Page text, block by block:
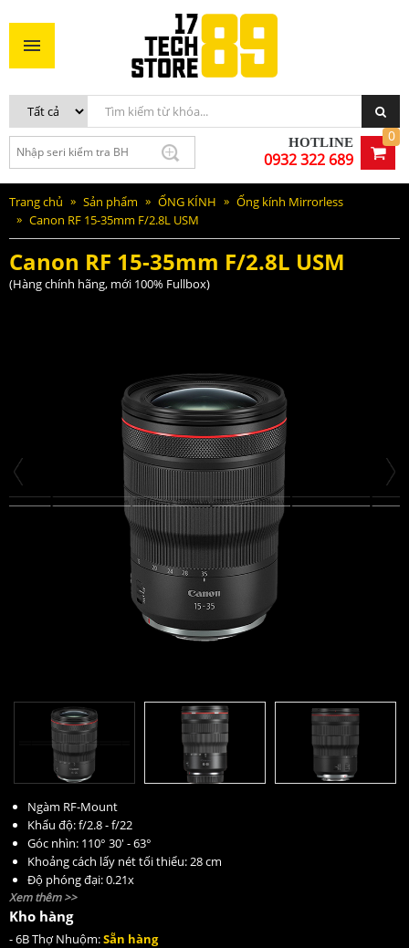
HOTLINE
0932 322 689
0
Canon RF 15-35mm F/2.8L USM
35.200.000VNĐ
Trang chủ Sản phẩm ỐNG KÍNH
Ống kính Mirrorless
Canon RF 15-35mm F/2.8L USM
Canon RF 15-35mm F/2.8L USM
(Hàng chính hãng, mới 100% Fullbox)
Ngàm RF-Mount
Khẩu độ: f/2.8 - f/22
Góc nhìn: 110° 30' - 63°
Khoảng cách lấy nét tối thiểu: 28 cm
Độ phóng đại: 0.21x
Gồm 16 thấu kính trong 12 nhóm
Số lá khẩu: 9 lá
Đường kính filter: 82 mm
Xem thêm >>
Kho hàng
- 6B Thợ Nhuộm:Sẵn hàng